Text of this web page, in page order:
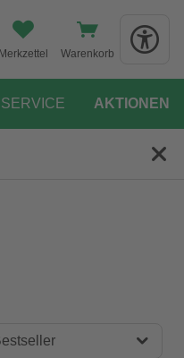
Merkzettel Warenkorb
SERVICE AKTIONEN